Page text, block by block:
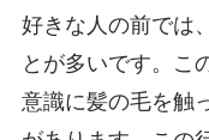
好きな人の前では
とが多いです。こ
意識に髪の毛を触